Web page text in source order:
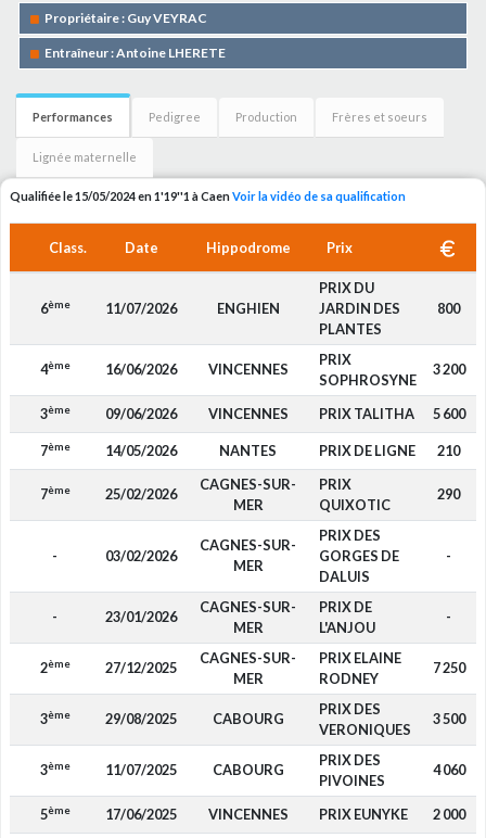
Propriétaire : Guy VEYRAC
Entraîneur : Antoine LHERETE
Performances Pedigree Production Frères et soeurs
Lignée maternelle
Qualifiée le 15/05/2024 en 1'19''1 à CaenVoir la vidéo de sa qualification
Class. Date Hippodrome Prix
6ème 11/07/2026 ENGHIEN
PRIX DU
JARDIN DES
PLANTES
800
4ème 16/06/2026 VINCENNES
PRIX
SOPHROSYNE
3 200
3ème 09/06/2026 VINCENNES PRIX TALITHA 5 600
7ème 14/05/2026 NANTES PRIX DE LIGNE 210
7ème 25/02/2026
CAGNES-SUR-
MER
PRIX
QUIXOTIC
290
- 03/02/2026
CAGNES-SUR-
MER
PRIX DES
GORGES DE
DALUIS
-
- 23/01/2026
CAGNES-SUR-
MER
PRIX DE
L'ANJOU
-
2ème 27/12/2025
CAGNES-SUR-
MER
PRIX ELAINE
RODNEY
7 250
3ème 29/08/2025 CABOURG
PRIX DES
VERONIQUES
3 500
3ème 11/07/2025 CABOURG
PRIX DES
PIVOINES
4 060
5ème 17/06/2025 VINCENNES PRIX EUNYKE 2 000